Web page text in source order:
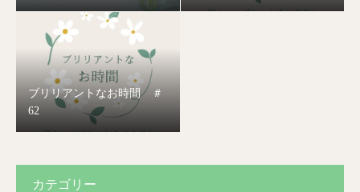
ブリリアントなお時間 ＃
62
カテゴリー